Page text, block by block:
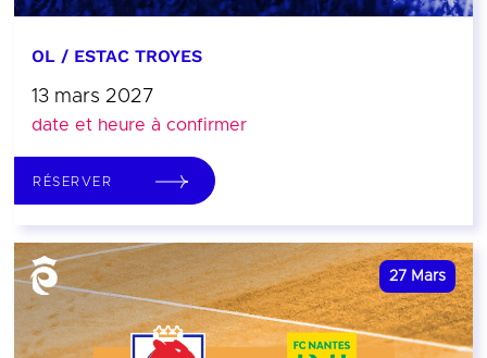
OL / ESTAC TROYES
13 mars 2027
date et heure à confirmer
RÉSERVER
27 Mars